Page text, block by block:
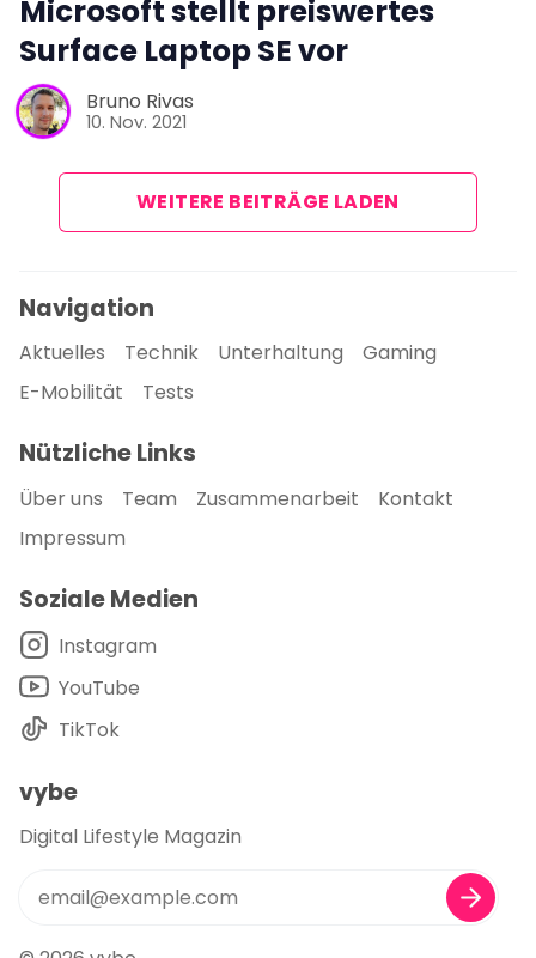
Microsoft stellt preiswertes
Surface Laptop SE vor
Bruno Rivas
10. Nov. 2021
WEITERE BEITRÄGE LADEN
Navigation
Aktuelles Technik Unterhaltung
Gaming
E-Mobilität
Tests
Nützliche Links
Über uns Team Zusammenarbeit
Kontakt
Impressum
Soziale Medien
Instagram
YouTube
TikTok
vybe
Digital Lifestyle Magazin